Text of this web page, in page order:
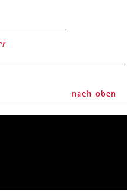
nach oben